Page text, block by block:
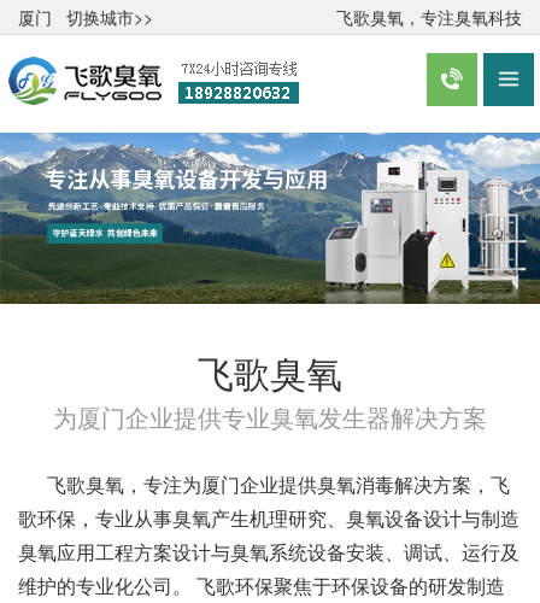
厦门 切换城市>> 飞歌臭氧，专注臭氧科技
 
飞歌臭氧
为厦门企业提供专业臭氧发生器解决方案
飞歌臭氧，专注为厦门企业提供臭氧消毒解决方案，飞
歌环保，专业从事臭氧产生机理研究、臭氧设备设计与制造
臭氧应用工程方案设计与臭氧系统设备安装、调试、运行及
维护的专业化公司。 飞歌环保聚焦于环保设备的研发制造